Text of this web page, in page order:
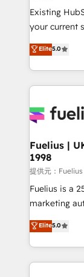
technology,
and
implementations
across
Innovation
Migration
professionals.
Existing
your current set up. Want
We'll
processes. Welcome to our Profile! We can help
with... •
and team
Custom API integrations A
for Sales
Hub and
9001:2015
Exclusive AI
based on
👈 '𝗖𝗼𝗻𝘁𝗮𝗰𝘁 𝗯𝘂𝘀𝗶𝗻𝗲𝘀𝘀' button to get in touch
(𝘸𝘦'𝘳𝘦 𝘴𝘶𝘱𝘦𝘳
Elite5.0
Fuelius |
1998
提供元：Fuelius
Fuelius is a
marketing
enable mid-
maximise
growth. We modernise platforms, streamline
operations
Elite5.0